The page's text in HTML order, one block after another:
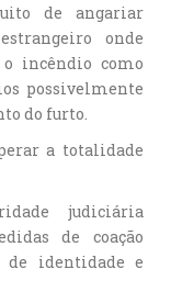
de angariar
onde
incêndio como
possivelmente
do furto.
a totalidade
judiciária
de coação
de identidade e